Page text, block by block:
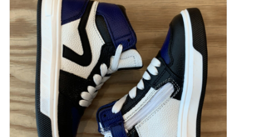
SOFTSOLES
ACCESSOIRES
Cartes-cadeaux
MESUREZ LES PIEDS!